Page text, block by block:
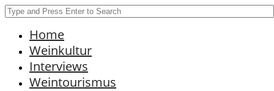
Home
Weinkultur
Interviews
Weintourismus